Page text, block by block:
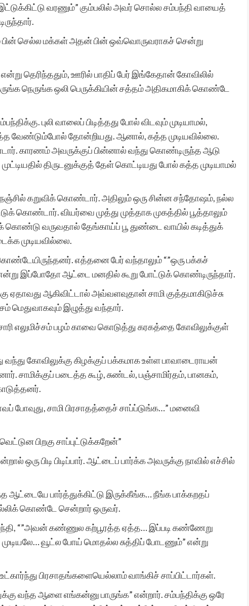
வரணும்” கும்பலில் அவர் சொல்ல சம்பந்தி வாயைத்
பின் செல்ல மக்கள் அதன் பின் ஒவ்வொருவராகச் சென்று
தெரிந்ததும், ஊரில் பாதிப் பேர் இங்கேதான் கோவிலில்
நெருங்க ஒலி பெருக்கியின் சத்தம் அதிகமாகிக் கொண்டே
புலி வாலைப் பிடித்தது போல் விடவும் முடியாமல்,
வேண்டும்போல் தோன்றியது. ஆனால், கத்த முடியவில்லை.
காரணம் அவருக்குப் பின்னால் வந்து கொண்டிருந்த ஆடு
திருடனுக்குத் தேள் கொட்டியது போல் கத்த முடியாமல்
கறுவிக் கொண்டார். அதிலும் ஒரு சின்ன சந்தோஷம், நல்ல
கொண்டார். வியர்வை முத்து முத்தாக முகத்தில் பூத்தாலும்
வருவதால் தேங்காய்ப் பூ துண்டை வாயில் கடித்துக்
முடியவில்லை.
எத்தனை பேர் வந்தாலும் “”ஒரு பக்கச்
இப்போதோ ஆட்டை மனதில் கூறு போட்டுக் கொண்டிருந்தார்.
ஆகிவிட்டால் அவ்வளவுதான் சாமி குத்தமாகிடுச்சு
மெதுவாகவும் இழுத்து வந்தார்.
எலுமிச்சம் பழம் காவை கொடுத்து கரகத்தை கோவிலுக்குள்
வந்து கோவிலுக்கு கிழக்குப் பக்கமாக உள்ள பாவாடைராயன்
சாமிக்குப் படைத்த கூழ், சுண்டல், பஞ்சாமிர்தம், பானகம்,
போவுது, சாமி பிரசாதத்தைச் சாப்ப்டுங்க…” மனைவி
பிறகு சாப்புட்டுக்கறேன்”
ஒரு பிடி பிடிப்பார். ஆட்டைப் பார்க்க அவருக்கு நாவில் எச்சில்
பார்த்துக்கிட்டு இருக்கீங்க… நீங்க பாக்கறதப்
கொண்டே சென்றார் ஒருவர்.
“”அவன் கண்ணுல கற்பூரத்த ஏத்த… இப்படி கண்ணேறு
வூட்ல போய் மொதல்ல சுத்திப் போடணும்” என்று
பிரசாதங்களையெல்லாம் வாங்கிச் சாப்பிட்டார்கள்.
வந்த ஆளை எங்கன்னு பாருங்க” என்றார். சம்பந்திக்கு ஒரே
மேலும் பல உயர்வுகளையும்,
வெற்றிகளையும் அடைய
வேண்டுகிறேன். எனது
வாழ்த்துகள்.
ரா.நீலமேகம்